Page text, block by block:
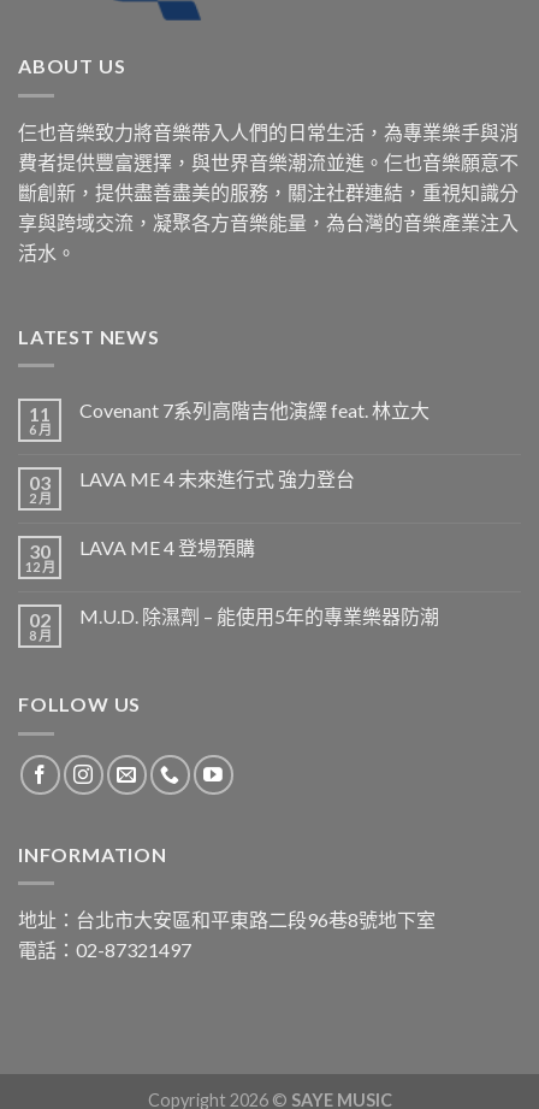
ABOUT US
仨也音樂致力將音樂帶入人們的日常生活，為專業樂手與消
費者提供豐富選擇，與世界音樂潮流並進。仨也音樂願意不
斷創新，提供盡善盡美的服務，關注社群連結，重視知識分
享與跨域交流，凝聚各方音樂能量，為台灣的音樂產業注入
活水。
LATEST NEWS
11
6 月
Covenant 7系列高階吉他演繹 feat. 林立大
03
2 月
LAVA ME 4 未來進行式 強力登台
30
12 月
LAVA ME 4 登場預購
02
8 月
M.U.D. 除濕劑 – 能使用5年的專業樂器防潮
FOLLOW US
INFORMATION
地址：台北市大安區和平東路二段96巷8號地下室
電話：02-87321497
Copyright 2026 © SAYE MUSIC